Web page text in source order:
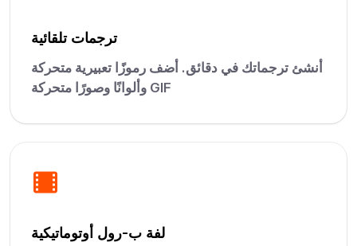
ترجمات تلقائية
أنشئ ترجماتك في دقائق. أضف رموزًا تعبيرية متحركة
وألوانًا وصورًا متحركة GIF
لفة ب-رول أوتوماتيكية